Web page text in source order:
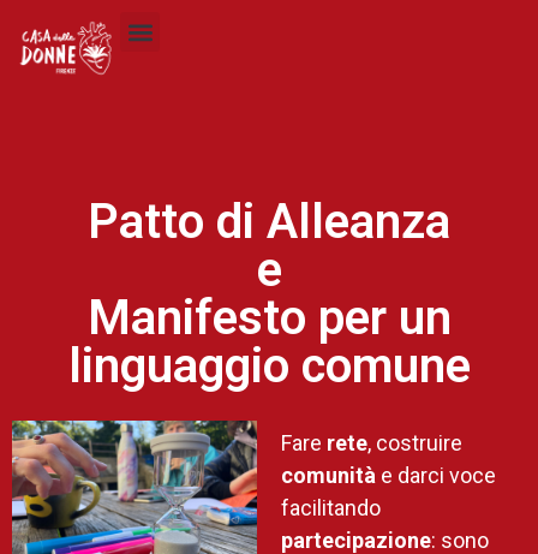
Patto di Alleanza
e
Manifesto per un
linguaggio comune
Fare rete, costruire
comunità e darci voce
facilitando
partecipazione: sono